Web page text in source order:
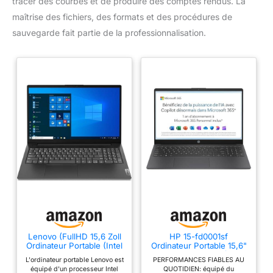
maîtrise des fichiers, des formats et des procédures de
sauvegarde fait partie de la professionnalisation.
Lenovo (FullHD 15,6 Zoll
Ordinateur Portable (Intel
16 Go DDR4, 512 Go
L'ordinateur portable Lenovo est
équipé d'un processeur Intel
HP 15-fd0001sf
Ordinateur Portable 15,6"
FHD, PC Portable (Intel
Celeron N100, RAM 4 Go,
PERFORMANCES FIABLES AU
QUOTIDIEN: équipé du